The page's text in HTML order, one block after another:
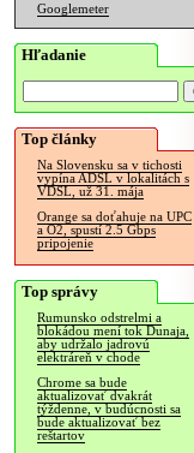
Googlemeter
Hľadanie
Top články
Na Slovensku sa v tichosti
vypína ADSL v lokalitách s
VDSL, už 31. mája
Orange sa doťahuje na UPC
a O2, spustí 2.5 Gbps
pripojenie
Top správy
Rumunsko odstrelmi a
blokádou mení tok Dunaja,
aby udržalo jadrovú
elektráreň v chode
Chrome sa bude
aktualizovať dvakrát
týždenne, v budúcnosti sa
bude aktualizovať bez
reštartov